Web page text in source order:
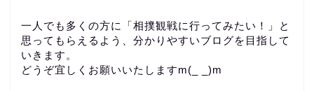
一人でも多くの方に「相撲観戦に行ってみたい！」と
思ってもらえるよう、分かりやすいブログを目指して
いきます。
どうぞ宜しくお願いいたしますm(_ _)m